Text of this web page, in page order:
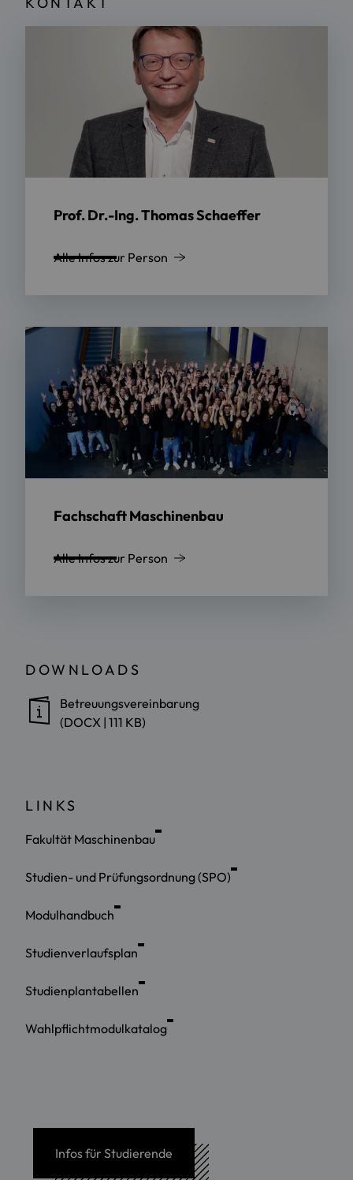
Prof. Dr.-Ing. Thomas Schaeffer
Alle Infos zur Person
Fachschaft Maschinenbau
Alle Infos zur Person
DOWNLOADS
Betreuungsvereinbarung
(DOCX | 111 KB)
LINKS
Fakultät Maschinenbau
Studien- und Prüfungsordnung (SPO)
Modulhandbuch
Studienverlaufsplan
Studienplantabellen
Wahlpflichtmodulkatalog
Infos für Studierende